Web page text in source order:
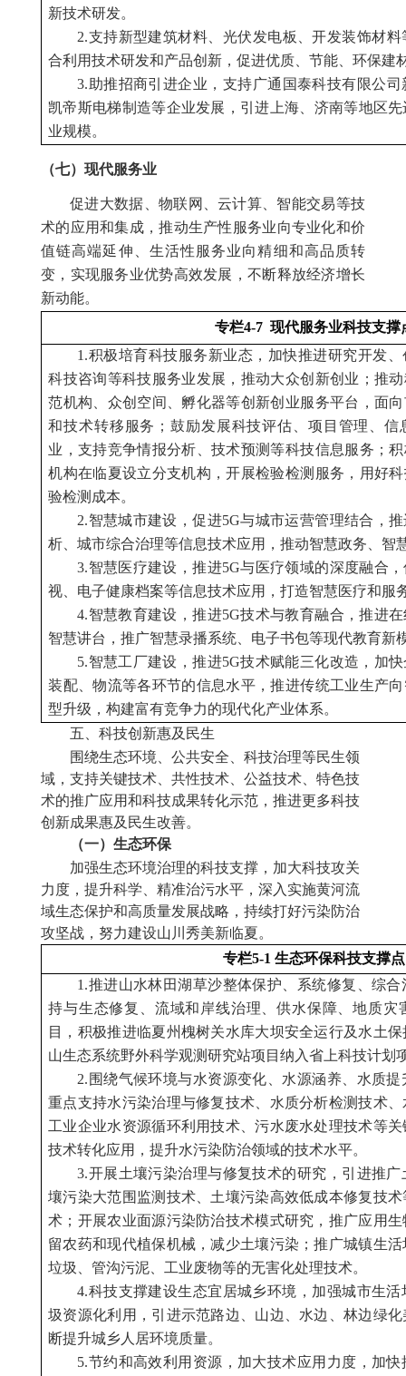
新技术研发。
2.支持新型建筑材料、光伏发电板、开发装饰材
合利用技术研发和产品创新，促进优质、节能、环保建
3.助推招商引进企业，支持广通国泰科技有限公
凯帝斯电梯制造等企业发展，引进上海、济南等地区
业规模。
（七）现代服务业
促进大数据、物联网、云计算、智能交易等技
术的应用和集成，推动生产性服务业向专业化和价
值链高端延伸、生活性服务业向精细和高品质转
变，实现服务业优势高效发展，不断释放经济增长
新动能。
专栏4-7 现代服务业科技支撑
1.积极培育科技服务新业态，加快推进研究开发
科技咨询等科技服务业发展，推动大众创新创业；推
范机构、众创空间、孵化器等创新创业服务平台，面
和技术转移服务；鼓励发展科技评估、项目管理、信
业，支持竞争情报分析、技术预测等科技信息服务；
机构在临夏设立分支机构，开展检验检测服务，用好
验检测成本。
2.智慧城市建设，促进5G与城市运营管理结合，
析、城市综合治理等信息技术应用，推动智慧政务、智
3.智慧医疗建设，推进5G与医疗领域的深度融合
视、电子健康档案等信息技术应用，打造智慧医疗和
4.智慧教育建设，推进5G技术与教育融合，推进
智慧讲台，推广智慧录播系统、电子书包等现代教育新
5.智慧工厂建设，推进5G技术赋能三化改造，加
装配、物流等各环节的信息水平，推进传统工业生产
型升级，构建富有竞争力的现代化产业体系。
五、科技创新惠及民生
围绕生态环境、公共安全、 科技治理等民生领
域，支持关键技术、共性技术、公益技术、特色技
术的推广应用和科技成果转化示范，推进更多科技
创新成果惠及民生改善。
（一）生态环保
加强生态环境治理的科技支撑，加大科技攻关
力度，提升科学、精准治污水平，深入实施黄河流
域生态保护和高质量发展战略，持续打好污染防治
攻坚战， 努力建设山川秀美新临夏。
专栏5-1 生态环保科技支撑点
1.推进山水林田湖草沙整体保护、系统修复、综
持与生态修复、流域和岸线治理、供水保障、地质灾
目，积极推进临夏州槐树关水库大坝安全运行及水土
山生态系统野外科学观测研究站项目纳入省上科技计划
2.围绕气候环境与水资源变化、水源涵养、水质
重点支持水污染治理与修复技术、水质分析检测技术
工业企业水资源循环利用技术、污水废水处理技术等
技术转化应用，提升水污染防治领域的技术水平。
3.开展土壤污染治理与修复技术的研究，引进推
壤污染大范围监测技术、土壤污染高效低成本修复技
术；开展农业面源污染防治技术模式研究，推广应用
留农药和现代植保机械，减少土壤污染；推广城镇生
垃圾、管沟污泥、工业废物等的无害化处理技术。
4.科技支撑建设生态宜居城乡环境，加强城市生
圾资源化利用，引进示范路边、山边、水边、林边绿
断提升城乡人居环境质量。
5.节约和高效利用资源，加大技术应用力度，加